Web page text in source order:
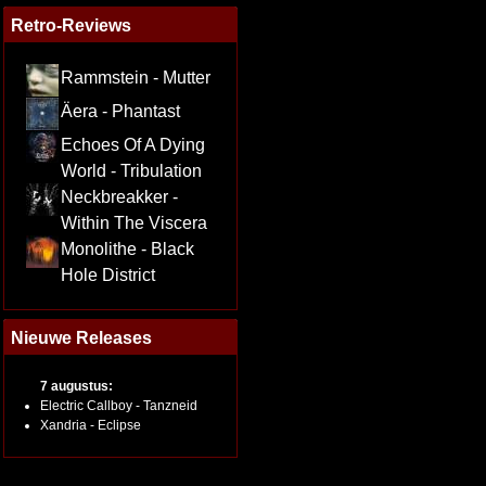
Retro-Reviews
Rammstein - Mutter
Äera - Phantast
Echoes Of A Dying
World - Tribulation
Neckbreakker -
Within The Viscera
Monolithe - Black
Hole District
Nieuwe Releases
7 augustus:
Electric Callboy - Tanzneid
Xandria - Eclipse